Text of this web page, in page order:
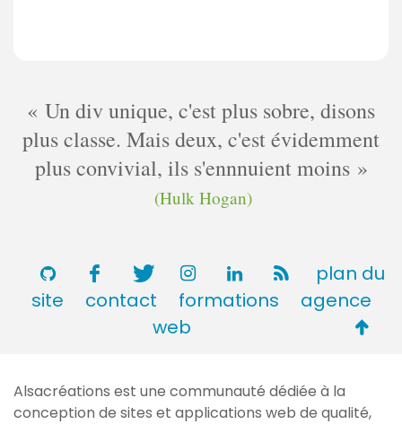
Un div unique, c'est plus sobre, disons
plus classe. Mais deux, c'est évidemment
plus convivial, ils s'ennnuient moins
(Hulk Hogan)
plan du
site
contact formations
agence
web
de
Alsacréations est une communauté dédiée à la
conception de sites et applications web de qualité,